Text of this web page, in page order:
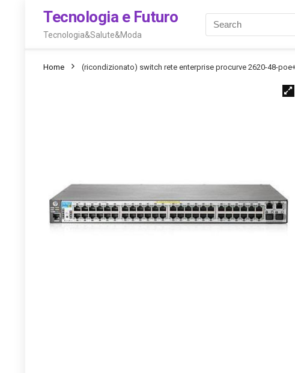
Tecnologia e Futuro
Tecnologia&Salute&Moda
Home (ricondizionato) switch rete enterprise procurve 2620-48-